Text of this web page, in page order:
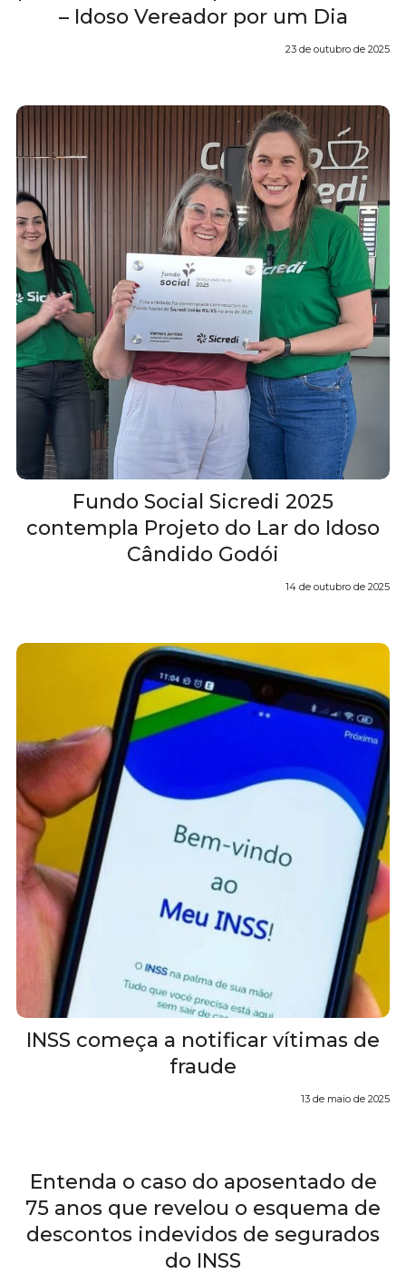
– Idoso Vereador por um Dia
23 de outubro de 2025
Fundo Social Sicredi 2025
contempla Projeto do Lar do Idoso
Cândido Godói
14 de outubro de 2025
INSS começa a notificar vítimas de
fraude
13 de maio de 2025
Entenda o caso do aposentado de
75 anos que revelou o esquema de
descontos indevidos de segurados
do INSS